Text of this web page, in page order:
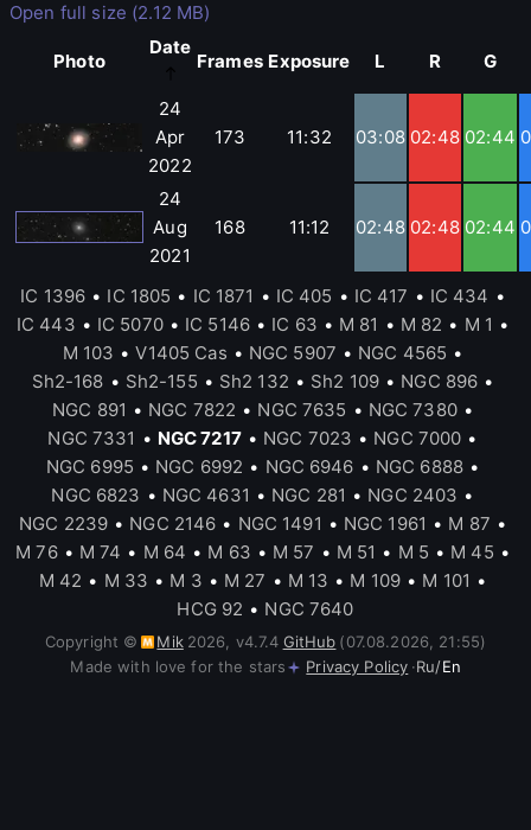
Open full size (2.12 MB)
Photo
Date
Frames Exposure L R G
24
Apr
2022
173 11:32 03:08 02:48 02:44
24
Aug
2021
168 11:12 02:48 02:48 02:44
IC 1396 • IC 1805 • IC 1871 • IC 405 • IC 417 • IC 434 •
IC 443 • IC 5070 • IC 5146 • IC 63 • M 81 • M 82 • M 1 •
M 103 • V1405 Cas • NGC 5907 • NGC 4565 •
Sh2-168 • Sh2-155 • Sh2 132 • Sh2 109 • NGC 896 •
NGC 891 • NGC 7822 • NGC 7635 • NGC 7380 •
NGC 7331 • NGC 7217 • NGC 7023 • NGC 7000 •
NGC 6995 • NGC 6992 • NGC 6946 • NGC 6888 •
NGC 6823 • NGC 4631 • NGC 281 • NGC 2403 •
NGC 2239 • NGC 2146 • NGC 1491 • NGC 1961 • M 87 •
M 76 • M 74 • M 64 • M 63 • M 57 • M 51 • M 5 • M 45 •
M 42 • M 33 • M 3 • M 27 • M 13 • M 109 • M 101 •
HCG 92 • NGC 7640
Copyright © Mik 2026 v4.7.4 GitHub (07.08.2026, 21:55)
Made with love for the stars
Privacy Policy ·Ru/En